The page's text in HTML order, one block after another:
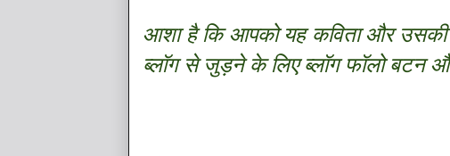
आशा है कि आपको यह कविता और उसकी
ब्लॉग से जुड़ने के लिए ब्लॉग फॉलो बटन